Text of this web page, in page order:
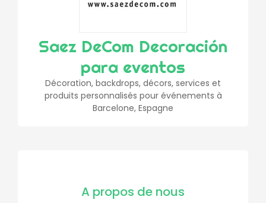
Saez DeCom Decoración
para eventos
Décoration, backdrops, décors, services et
produits personnalisés pour événements à
Barcelone, Espagne
A propos de nous